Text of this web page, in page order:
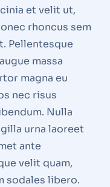
et velit ut,
rhoncus sem
Pellentesque
massa
magna eu
nec risus
Nulla
urna laoreet
ante
velit quam,
sodales libero.